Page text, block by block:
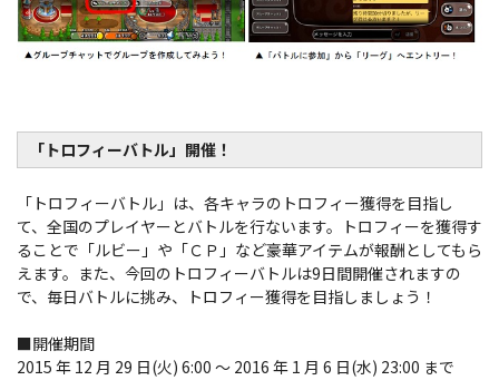
「トロフィーバトル」開催！
「トロフィーバトル」は、各キャラのトロフィー獲得を目指し
て、全国のプレイヤーとバトルを行ないます。トロフィーを獲得す
ることで「ルビー」や「ＣＰ」など豪華アイテムが報酬としてもら
えます。また、今回のトロフィーバトルは9日間開催されますの
で、毎日バトルに挑み、トロフィー獲得を目指しましょう！
■開催期間
2015 年 12 月 29 日(火) 6:00 ～ 2016 年 1 月 6 日(水) 23:00 まで